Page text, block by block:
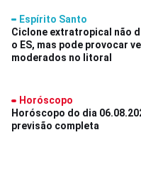
Espírito Santo
Ciclone extratropical não
o ES, mas pode provocar
moderados no litoral
Horóscopo
Horóscopo do dia
previsão completa